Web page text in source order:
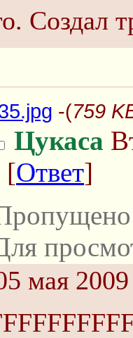
Создал
-(759
Цукаса
[Ответ]
мая